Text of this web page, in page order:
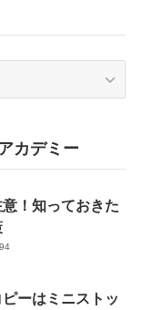
カデミー
！知っておきた
ーはミニストッ